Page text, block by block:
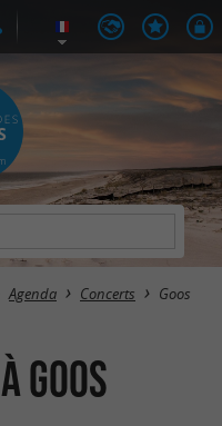
Agenda Concerts Goos
Goos